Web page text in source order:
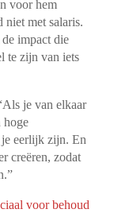
voor hem
niet met salaris.
impact die
te zijn van iets
je van elkaar
hoge
eerlijk zijn. En
creëren, zodat
voor behoud